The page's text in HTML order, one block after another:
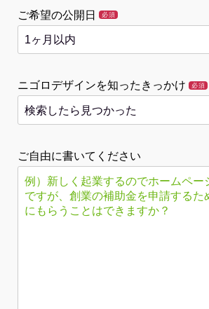
ご希望の公開日 必須
ニゴロデザインを知ったきっかけ 必須
ご自由に書いてください